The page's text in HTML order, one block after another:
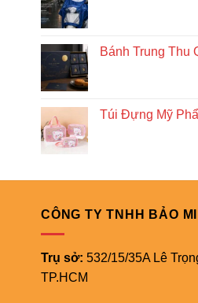
Bánh Trung Thu
Túi Đựng Mỹ
CÔNG TY TNHH BẢO
Trụ sở: 532/15/35A Lê
TP.HCM